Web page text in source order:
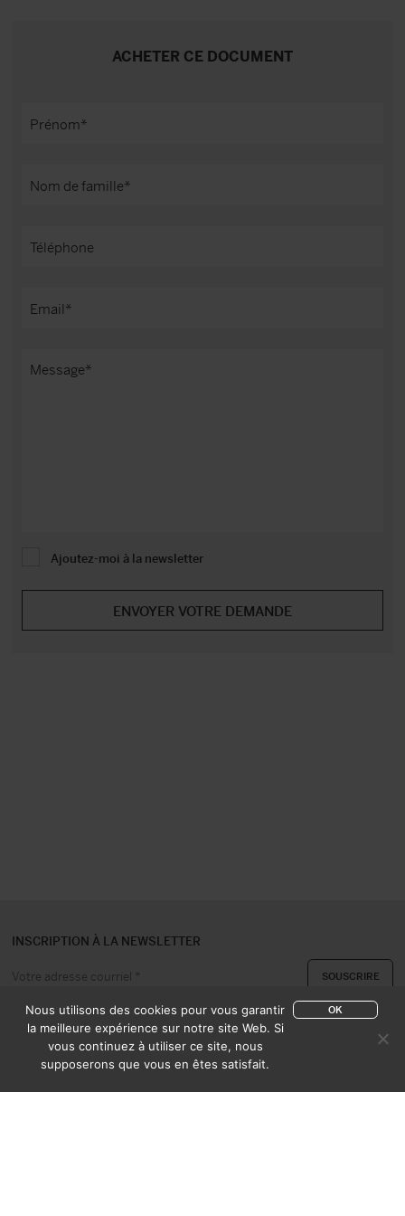
ACHETER CE DOCUMENT
Ajoutez-moi à la newsletter
INSCRIPTION À LA NEWSLETTER
Nous utilisons des cookies pour vous garantir
la meilleure expérience sur notre site Web. Si
vous continuez à utiliser ce site, nous
supposerons que vous en êtes satisfait.
OK